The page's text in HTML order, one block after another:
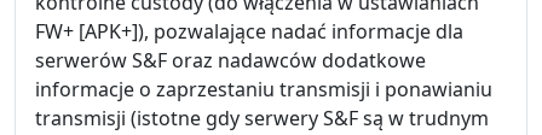
FW+ [APK+]), pozwalające nadać informacje dla
serwerów S&F oraz nadawców dodatkowe
informacje o zaprzestaniu transmisji i ponawianiu
transmisji (istotne gdy serwery S&F są w trudnym